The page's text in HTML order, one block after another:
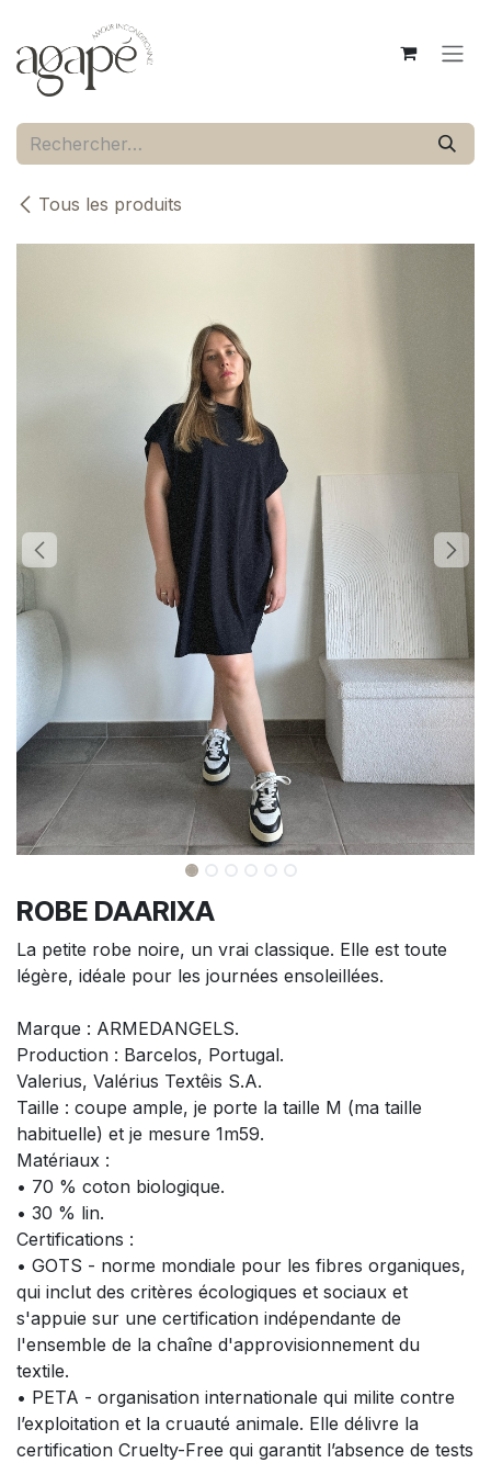
Tous les produits
ROBE DAARIXA
La petite robe noire, un vrai classique. Elle est toute
légère, idéale pour les journées ensoleillées.
Marque : ARMEDANGELS.
Production : Barcelos, Portugal.
Valerius, Valérius Textêis S.A.
Taille : coupe ample, je porte la taille M (ma taille
habituelle) et je mesure 1m59.
Matériaux :
• 70 % coton biologique.
• 30 % lin.
Certifications :
• GOTS - norme mondiale pour les fibres organiques,
qui inclut des critères écologiques et sociaux et
s'appuie sur une certification indépendante de
l'ensemble de la chaîne d'approvisionnement du
textile.
• PETA - organisation internationale qui milite contre
l’exploitation et la cruauté animale. Elle délivre la
certification Cruelty-Free qui garantit l’absence de tests